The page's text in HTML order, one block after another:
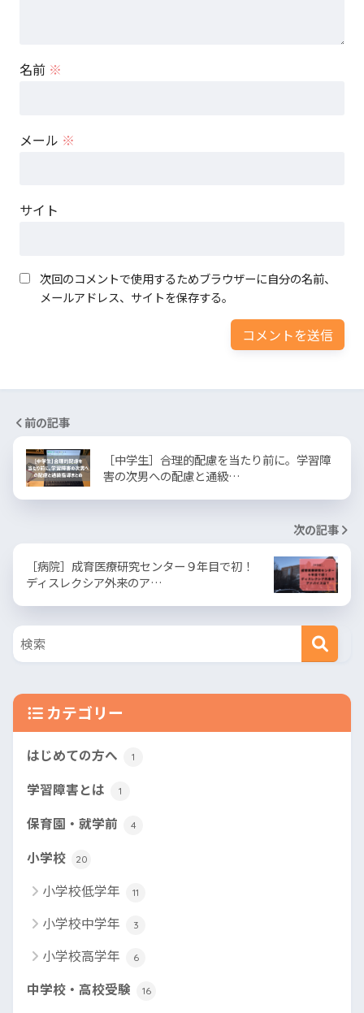
名前 ※
メール ※
サイト
次回のコメントで使用するためブラウザーに自分の名前、
メールアドレス、サイトを保存する。
前の記事
［中学生］合理的配慮を当たり前に。学習障
害の次男への配慮と通級…
次の記事
［病院］成育医療研究センター９年目で初！
ディスレクシア外来のア…
カテゴリー
はじめての方へ 1
学習障害とは 1
保育園・就学前 4
小学校 20
小学校低学年 11
小学校中学年 3
小学校高学年 6
中学校・高校受験 16